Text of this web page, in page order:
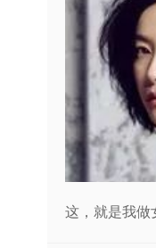
这，就是我做